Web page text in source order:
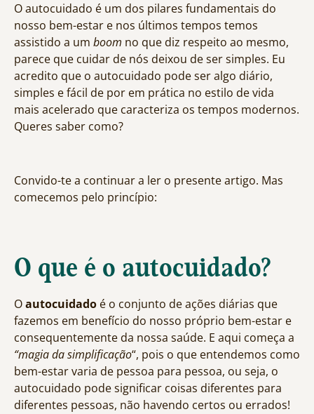
O autocuidado é um dos pilares fundamentais do
nosso bem-estar e nos últimos tempos temos
assistido a um boom no que diz respeito ao mesmo,
parece que cuidar de nós deixou de ser simples. Eu
acredito que o autocuidado pode ser algo diário,
simples e fácil de por em prática no estilo de vida
mais acelerado que caracteriza os tempos modernos.
Queres saber como?
Convido-te a continuar a ler o presente artigo. Mas
comecemos pelo princípio:
O que é o autocuidado?
Oautocuidado é o conjunto de ações diárias que
fazemos em benefício do nosso próprio bem-estar e
consequentemente da nossa saúde. E aqui começa a
“magia da simplificação“, pois o que entendemos como
bem-estar varia de pessoa para pessoa, ou seja, o
autocuidado pode significar coisas diferentes para
diferentes pessoas, não havendo certos ou errados!